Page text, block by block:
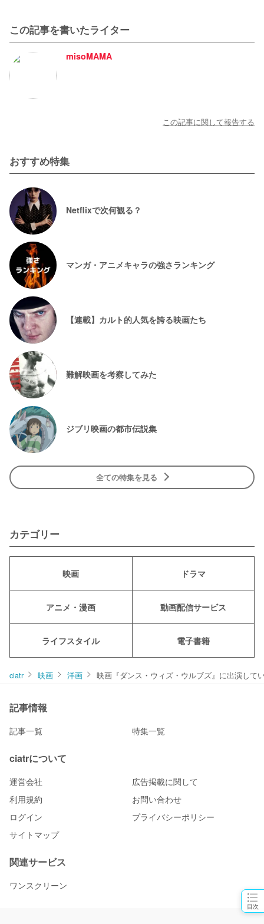
目次
この記事を書いたライター
misoMAMA
この記事に関して報告する
おすすめ特集
Netflixで次何観る？
マンガ・アニメキャラの強さランキング
【連載】カルト的人気を誇る映画たち
難解映画を考察してみた
ジブリ映画の都市伝説集
全ての特集を見る
カテゴリー
映画 ドラマ
アニメ・漫画 動画配信サービス
ライフスタイル 電子書籍
ciatr 映画 洋画 映画『ダンス・ウィズ・ウルブズ』に出演して
記事情報
記事一覧 特集一覧
ciatrについて
運営会社
広告掲載に関して
利用規約
お問い合わせ
ログイン
プライバシーポリシー
サイトマップ
関連サービス
ワンスクリーン